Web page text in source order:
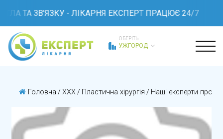
ТА ЗВ'ЯЗКУ - ЛІКАРНЯ ЕКСПЕРТ ПРАЦЮЄ 24/7
ОБЕРІТЬ
УЖГОРОД
Головна /XXX/ Пластична хірургія / Наші експерти